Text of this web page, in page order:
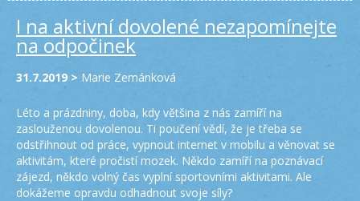
I na aktivní dovolené nezapomínejte
na odpočinek
31.7.2019 > Marie Zemánková
Léto a prázdniny, doba, kdy většina z nás zamíří na
zaslouženou dovolenou. Ti poučení vědí, že je třeba se
odstřihnout od práce, vypnout internet v mobilu a věnovat se
aktivitám, které pročistí mozek. Někdo zamíří na poznávací
zájezd, někdo volný čas vyplní sportovními aktivitami. Ale
dokážeme opravdu odhadnout svoje síly?